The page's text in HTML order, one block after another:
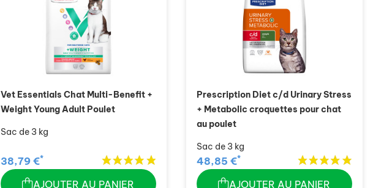
Vet Essentials Chat Multi-Benefit +
Weight Young Adult Poulet
Sac de 3 kg
38,79 €*
AJOUTER AU PANIER
Prescription Diet c/d Urinary Stress
+ Metabolic croquettes pour chat
au poulet
Sac de 3 kg
48,85 €*
AJOUTER AU PANIER